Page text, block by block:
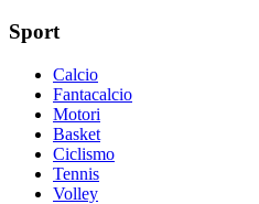
Sport
Calcio
Fantacalcio
Motori
Basket
Ciclismo
Tennis
Volley